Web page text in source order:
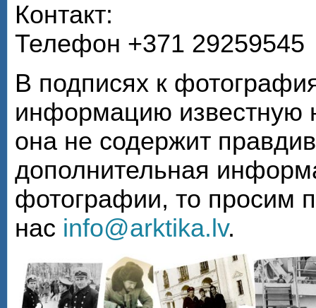
Контакт:
Телефон +371 29259545
В подписях к
информацию известную
она не содержит
дополнительная
фотографии, то просим
нас info@arktika.lv.